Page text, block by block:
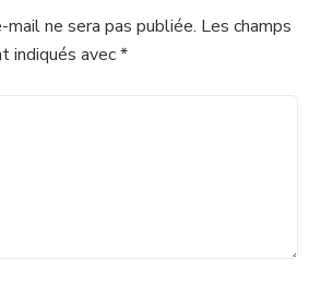
ne sera pas publiée. Les champs
indiqués avec*